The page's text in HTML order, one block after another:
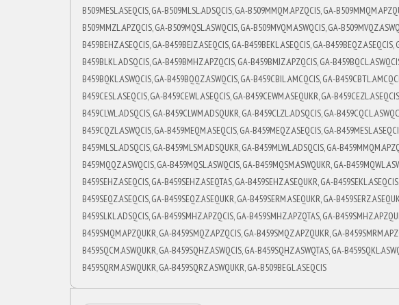
B509MESL.ASEQCIS, GA-B509MLSL.ADSQCIS, GA-B509MMQM.APZQCIS, GA-
B509MMZL.APZQCIS, GA-B509MQSL.ASWQCIS, GA-B509MVQM.ASWQCIS, GA-
B459BEHZ.ASEQCIS, GA-B459BEJZ.ASEQCIS, GA-B459BEKL.ASEQCIS, GA-
B459BLKL.ADSQCIS, GA-B459BMHZ.APZQCIS, GA-B459BMJZ.APZQCIS, GA-
B459BQKL.ASWQCIS, GA-B459BQQZ.ASWQCIS, GA-B459CBIL.AMCQCIS, GA-
B459CESL.ASEQCIS, GA-B459CEWL.ASEQCIS, GA-B459CEWM.ASEQUKR, GA-
B459CLWL.ADSQCIS, GA-B459CLWM.ADSQUKR, GA-B459CLZL.ADSQCIS, GA-
B459CQZL.ASWQCIS, GA-B459MEQM.ASEQCIS, GA-B459MEQZ.ASEQCIS, GA-
B459MLSL.ADSQCIS, GA-B459MLSM.ADSQUKR, GA-B459MLWL.ADSQCIS, GA-
B459MQQZ.ASWQCIS, GA-B459MQSL.ASWQCIS, GA-B459MQSM.ASWQUKR, GA-
B459SEHZ.ASEQCIS, GA-B459SEHZ.ASEQTAS, GA-B459SEHZ.ASEQUKR, GA-
B459SEQZ.ASEQCIS, GA-B459SEQZ.ASEQUKR, GA-B459SERM.ASEQUKR, GA-
B459SLKL.ADSQCIS, GA-B459SMHZ.APZQCIS, GA-B459SMHZ.APZQTAS, GA-
B459SMQM.APZQUKR, GA-B459SMQZ.APZQCIS, GA-B459SMQZ.APZQUKR, GA-
B459SQCM.ASWQUKR, GA-B459SQHZ.ASWQCIS, GA-B459SQHZ.ASWQTAS, GA-
B459SQRM.ASWQUKR, GA-B459SQRZ.ASWQUKR, GA-B509BEGL.ASEQCIS